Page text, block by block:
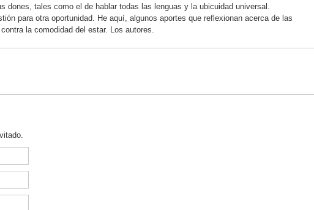
dones, tales como el de hablar todas las lenguas y la ubicuidad universal.
para otra oportunidad. He aquí, algunos aportes que reflexionan acerca de las
la comodidad del estar. Los autores.